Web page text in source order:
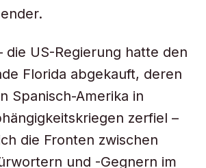
die US-Regierung hatte den
Florida abgekauft, deren
Spanisch-Amerika in
zerfiel –
die Fronten zwischen
und -Gegnern im